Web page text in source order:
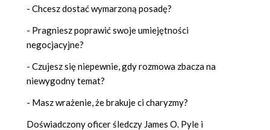
- Chcesz dostać wymarzoną posadę?
- Pragniesz poprawić swoje umiejętności
negocjacyjne?
- Czujesz się niepewnie, gdy rozmowa zbacza na
niewygodny temat?
- Masz wrażenie, że brakuje ci charyzmy?
Doświadczony oficer śledczy James O. Pyle i